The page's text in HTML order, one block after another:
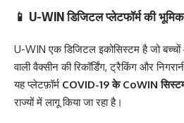
📱 U-WIN डिजिटल प्लेटफॉर्म की
U-WIN एक डिजिटल इकोसिस्टम है जो बच्चों
वाली वैक्सीन की रिकॉर्डिंग, ट्रैकिंग और
यह प्लेटफ़ॉर्म COVID-19 के CoWIN
राज्यों में लागू किया जा रहा है।